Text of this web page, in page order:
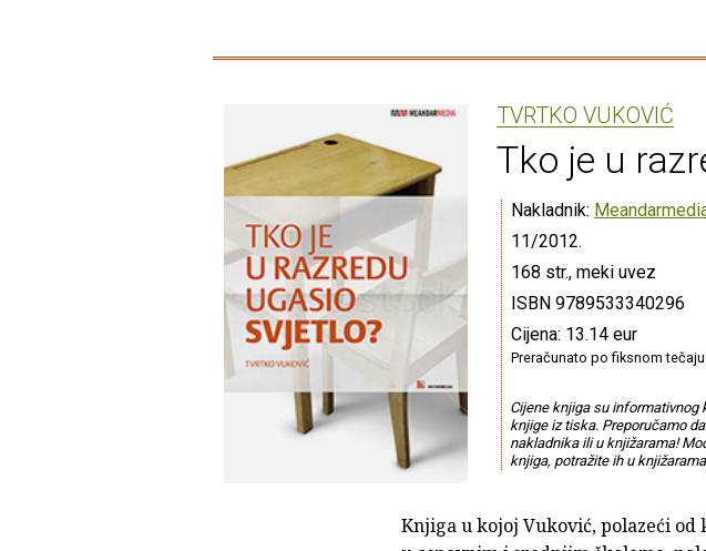
TVRTKO VUKOVIĆ
Tko je u
Nakladnik:
11/2012.
168 str., meki uvez
ISBN 9789533340296
Cijena: 13.14 eur
Preračunato po fiksnom
Cijene knjiga su informativnog
knjige iz tiska. Preporučamo
nakladnika ili u knjižarama!
knjiga, potražite ih u
Knjiga u kojoj Vuković, polazeći